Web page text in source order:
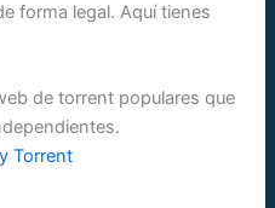
forma legal. Aquí tienes
de torrent populares que
Torrent